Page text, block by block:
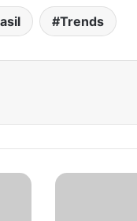
Trends